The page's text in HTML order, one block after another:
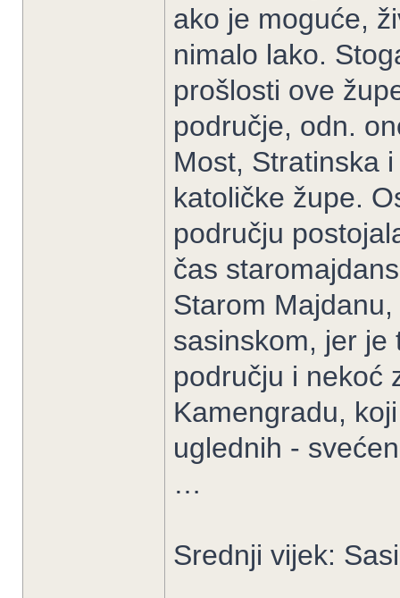
ako je moguće,
nimalo lako.
prošlosti ove
područje, odn.
Most, Stratinska
katoličke župe.
području
čas
Starom
sasinskom, jer je
području i nekoć
Kamengradu,
uglednih -
…
Srednji vijek: